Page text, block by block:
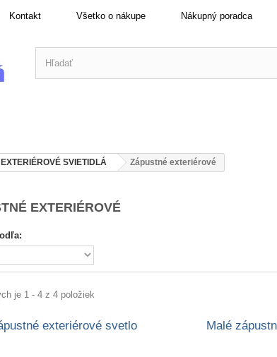
Kontakt Všetko o nákupe Nákupný poradca
EXTERIÉROVÉ SVIETIDLÁ Zápustné exteriérové
EXTERIÉROVÉ
je 1 - 4 z 4 položiek
exteriérové svetlo Malé